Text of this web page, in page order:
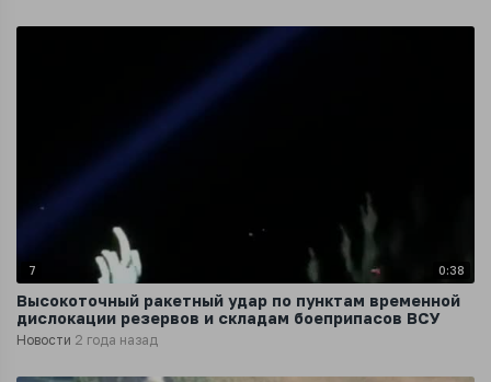
7 0:38
Высокоточный ракетный удар по пунктам временной
дислокации резервов и складам боеприпасов ВСУ
Новости 2 года назад